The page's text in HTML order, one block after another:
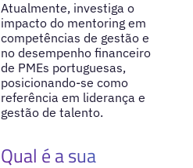
Atualmente, investiga o
impacto do mentoring em
competências de gestão e
no desempenho financeiro
de PMEs portuguesas,
posicionando-se como
referência em liderança e
gestão de talento.
Qual é a sua